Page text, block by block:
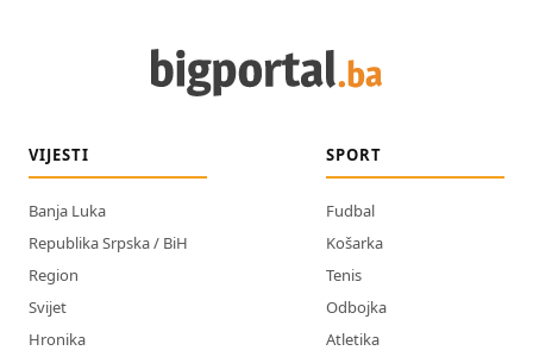
VIJESTI
Banja Luka
Republika Srpska / BiH
Region
Svijet
Hronika
SPORT
Fudbal
Košarka
Tenis
Odbojka
Atletika